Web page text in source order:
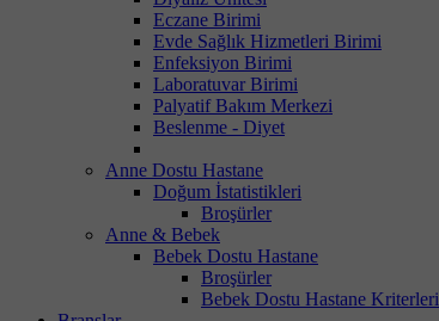
Eczane Birimi
Evde Sağlık Hizmetleri Birimi
Enfeksiyon Birimi
Laboratuvar Birimi
Palyatif Bakım Merkezi
Beslenme - Diyet
Anne Dostu Hastane
Doğum İstatistikleri
Broşürler
Anne & Bebek
Bebek Dostu Hastane
Broşürler
Bebek Dostu Hastane Kriterleri